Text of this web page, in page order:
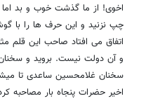
اخوی! از ما گذشت خوب و بد
چپ نزنید و این حرف ها را با
اتفاق می افتاد صاحب این قلم
و آن دولت نیست. بروید و سخنان
سخنان غلامحسین ساعدی تا
اخیر حضرات پنجاه بار مصاحبه